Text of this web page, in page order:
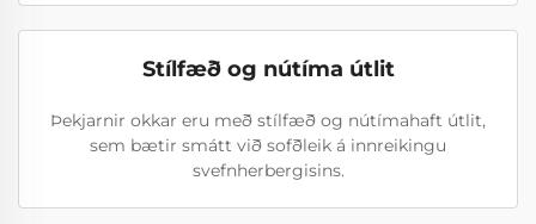
Stílfæð og nútíma útlit
Þekjarnir okkar eru með stílfæð og nútímahaft útlit,
sem bætir smátt við sofðleik á innreikingu
svefnherbergisins.